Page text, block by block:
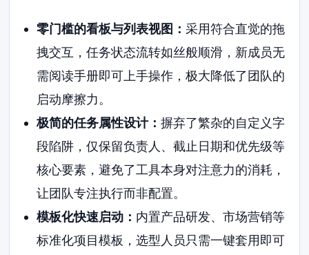
零门槛的看板与列表视图： 采用符合直觉的拖
拽交互，任务状态流转如丝般顺滑，新成员无
需阅读手册即可上手操作，极大降低了团队的
启动摩擦力。
极简的任务属性设计： 摒弃了繁杂的自定义字
段陷阱，仅保留负责人、截止日期和优先级等
核心要素，避免了工具本身对注意力的消耗，
让团队专注执行而非配置。
模板化快速启动： 内置产品研发、市场营销等
标准化项目模板，选型人员只需一键套用即可